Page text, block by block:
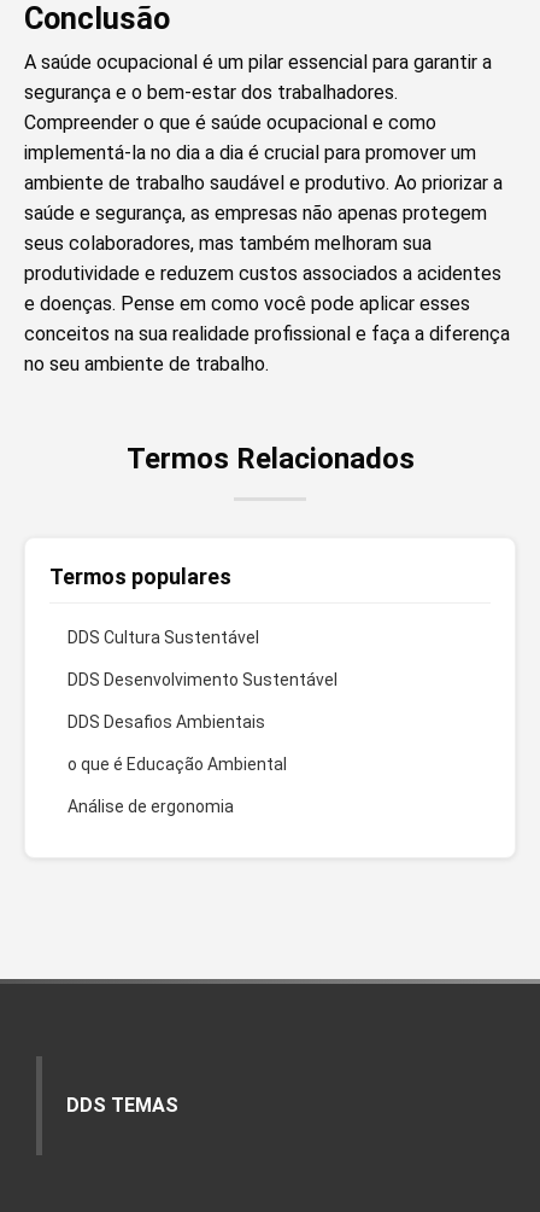
Conclusão
A saúde ocupacional é um pilar essencial para garantir a
segurança e o bem-estar dos trabalhadores.
Compreender o que é saúde ocupacional e como
implementá-la no dia a dia é crucial para promover um
ambiente de trabalho saudável e produtivo. Ao priorizar a
saúde e segurança, as empresas não apenas protegem
seus colaboradores, mas também melhoram sua
produtividade e reduzem custos associados a acidentes
e doenças. Pense em como você pode aplicar esses
conceitos na sua realidade profissional e faça a diferença
no seu ambiente de trabalho.
Termos Relacionados
Termos populares
DDS Cultura Sustentável
DDS Desenvolvimento Sustentável
DDS Desafios Ambientais
o que é Educação Ambiental
Análise de ergonomia
DDS TEMAS